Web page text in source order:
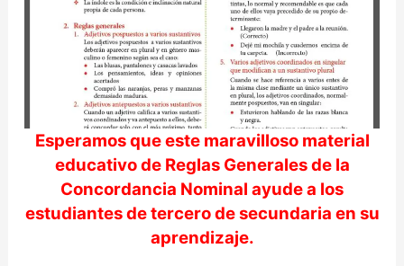
d
e
o
Esperamos que este maravilloso material
educativo de Reglas Generales de la
Concordancia Nominal ayude a los
estudiantes de tercero de secundaria en su
aprendizaje.